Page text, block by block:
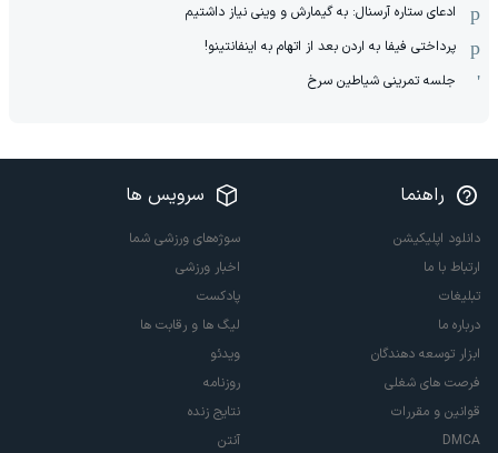
ادعای ستاره آرسنال: به گیمارش و وینی نیاز داشتیم
پرداختی فیفا به اردن بعد از اتهام به اینفانتینو!
جلسه تمرینی شیاطین سرخ
راهنما
دانلود اپلیکیشن
ارتباط با ما
تبلیغات
درباره ما
ابزار توسعه دهندگان
فرصت های شغلی
قوانین و مقررات
DMCA
سرویس ها
سوژه‌های ورزشی شما
اخبار ورزشی
پادکست
لیگ ها و رقابت ها
ویدئو
روزنامه
نتایج زنده
آنتن